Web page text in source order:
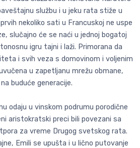
službu i u jeku rata stiže u
nekoliko sati u Francuskoj ne uspe
slučajno će se naći u jednoj bogatoj
igru tajni i laži. Primorana da
i svih veza s domovinom i voljenim
u zapetljanu mrežu obmane,
buduće generacije.
odaju u vinskom podrumu porodične
aristokratski preci bili povezani sa
za vreme Drugog svetskog rata.
Emili se upušta i u lično putovanje